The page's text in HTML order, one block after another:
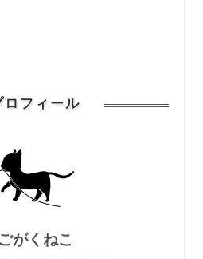
ロフィール
ごがくねこ